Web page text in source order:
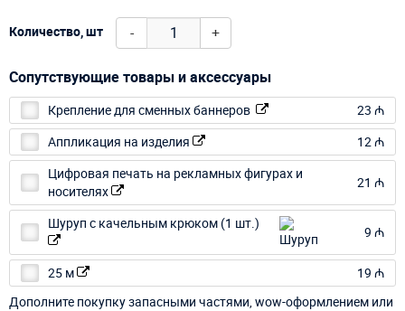
Количество, шт - +
Сопутствующие товары и аксессуары
Крепление для сменных баннеров
23 ₼
Аппликация на изделия
12 ₼
Цифровая печать на рекламных фигурах и
носителях
21 ₼
Шуруп с качельным крюком (1 шт.)
9 ₼
25 м
19 ₼
Дополните покупку запасными частями, wow-оформлением или